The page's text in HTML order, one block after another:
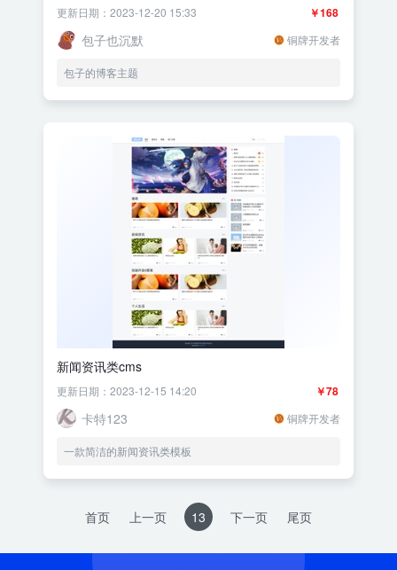
￥168
更新日期：2023-12-20 15:33
包子也沉默 铜牌开发者
包子的博客主题
新闻资讯类cms
￥78
更新日期：2023-12-15 14:20
卡特123 铜牌开发者
一款简洁的新闻资讯类模板
首页 上一页 13 下一页 尾页